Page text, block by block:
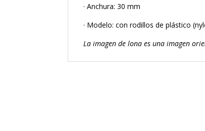
· Anchura: 30 mm
· Modelo: con rodillos de plástico
La imagen de lona es una imagen